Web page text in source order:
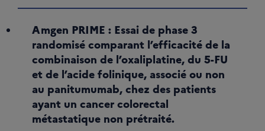
Amgen PRIME : Essai de phase 3
randomisé comparant l’efficacité de la
combinaison de l’oxaliplatine, du 5-FU
et de l’acide folinique, associé ou non
au panitumumab, chez des patients
ayant un cancer colorectal
métastatique non prétraité.